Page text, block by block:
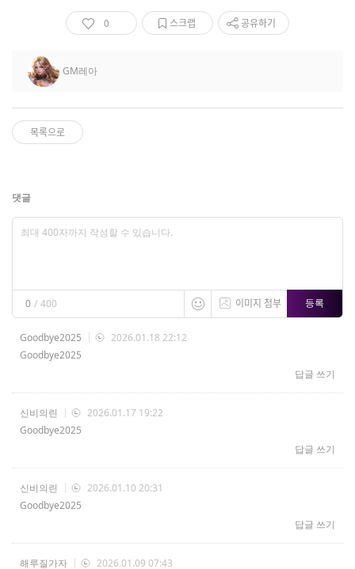
0 스크랩 공유하기
GM레아
목록으로
댓글
0 / 400 이미지 첨부 등록
Goodbye2025
2026.01.18 22:12
Goodbye2025
답글 쓰기
신비의린
2026.01.17 19:22
Goodbye2025
답글 쓰기
신비의린
2026.01.10 20:31
Goodbye2025
답글 쓰기
해루질가자 2026.01.09 07:43